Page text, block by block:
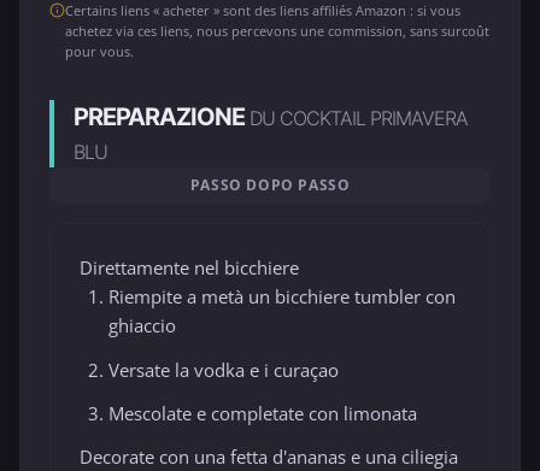
Certains liens « acheter » sont des liens affiliés Amazon : si vous
achetez via ces liens, nous percevons une commission, sans surcoût
pour vous.
PREPARAZIONE DU COCKTAIL PRIMAVERA
BLU
PASSO DOPO PASSO
Direttamente nel bicchiere
Riempite a metà un bicchiere tumbler con
ghiaccio
Versate la vodka e i curaçao
Mescolate e completate con limonata
Decorate con una fetta d'ananas e una ciliegia